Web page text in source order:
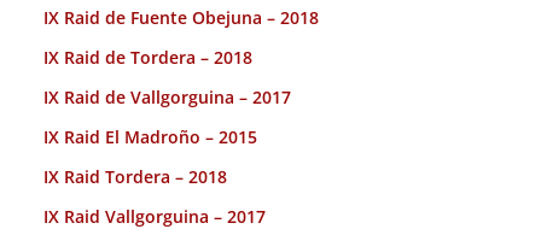
IX Raid de Fuente Obejuna – 2018
IX Raid de Tordera – 2018
IX Raid de Vallgorguina – 2017
IX Raid El Madroño – 2015
IX Raid Tordera – 2018
IX Raid Vallgorguina – 2017